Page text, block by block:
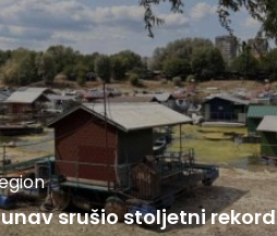
srušio stoljetni rekord